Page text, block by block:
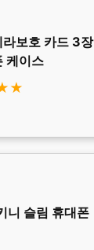
보호 카드 3장
케이스
니 슬림 휴대폰